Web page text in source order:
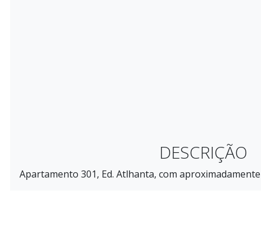
DESCRIÇÃO
Apartamento 301, Ed. Atlhanta, com